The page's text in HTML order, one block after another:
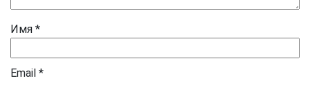
Имя *
Email *